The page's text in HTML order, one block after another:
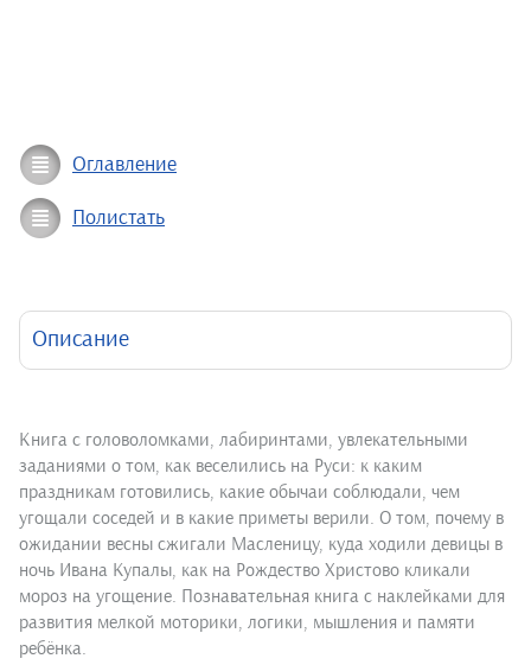
Оглавление
Полистать
Описание
Книга с головоломками, лабиринтами, увлекательными
заданиями о том, как веселились на Руси: к каким
праздникам готовились, какие обычаи соблюдали, чем
угощали соседей и в какие приметы верили. О том, почему в
ожидании весны сжигали Масленицу, куда ходили девицы в
ночь Ивана Купалы, как на Рождество Христово кликали
мороз на угощение. Познавательная книга с наклейками для
развития мелкой моторики, логики, мышления и памяти
ребёнка.